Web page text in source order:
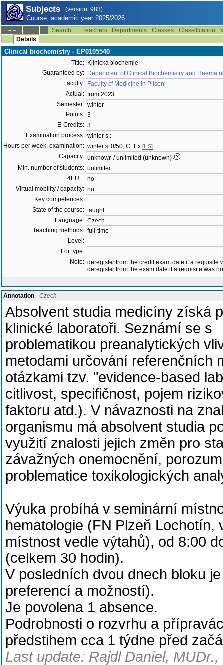
Subjects (version: 983)
Course, academic year 2025/2026
--:-- Search ... Teachers Departments Classes Classification
Details
Clinical biochemistry - EP0105540
Title: Klinická biochemie
Guaranteed by: Department of Clinical Biochemistry and
Faculty: Faculty of Medicine in Pilsen
Actual: from 2023
Semester: winter
Points: 3
E-Credits: 3
Examination process: winter s.:
Hours per week, examination: winter s.:0/50, C+Ex [HS]
Capacity: unknown / unlimited (unknown)
Min. number of students: unlimited
4EU+: no
Virtual mobility / capacity: no
Key competences:
State of the course: taught
Language: Czech
Teaching methods: full-time
Level:
For type:
Note: deregister from the credit exam date if a requisite
deregister from the exam date if a requisite was
Annotation - Czech
Absolvent studia medicíny získá
klinické laboratoři. Seznámí se s
problematikou preanalytických
metodami určování referenčních
otázkami tzv. "evidence-based
citlivost, specifičnost, pojem
faktoru atd.). V návaznosti na
organismu má absolvent studia
využití znalosti jejich změn pro
závažných onemocnění,
problematice toxikologických
Výuka probíhá v seminární
hematologie (FN Plzeň
místnost vedle výtahů), od 8:00
(celkem 30 hodin).
V posledních dvou dnech bloku
preferencí a možností).
Je povolena 1 absence.
Podrobnosti o rozvrhu a
předstihem cca 1 týdne před
Last update: Rajdl Daniel,